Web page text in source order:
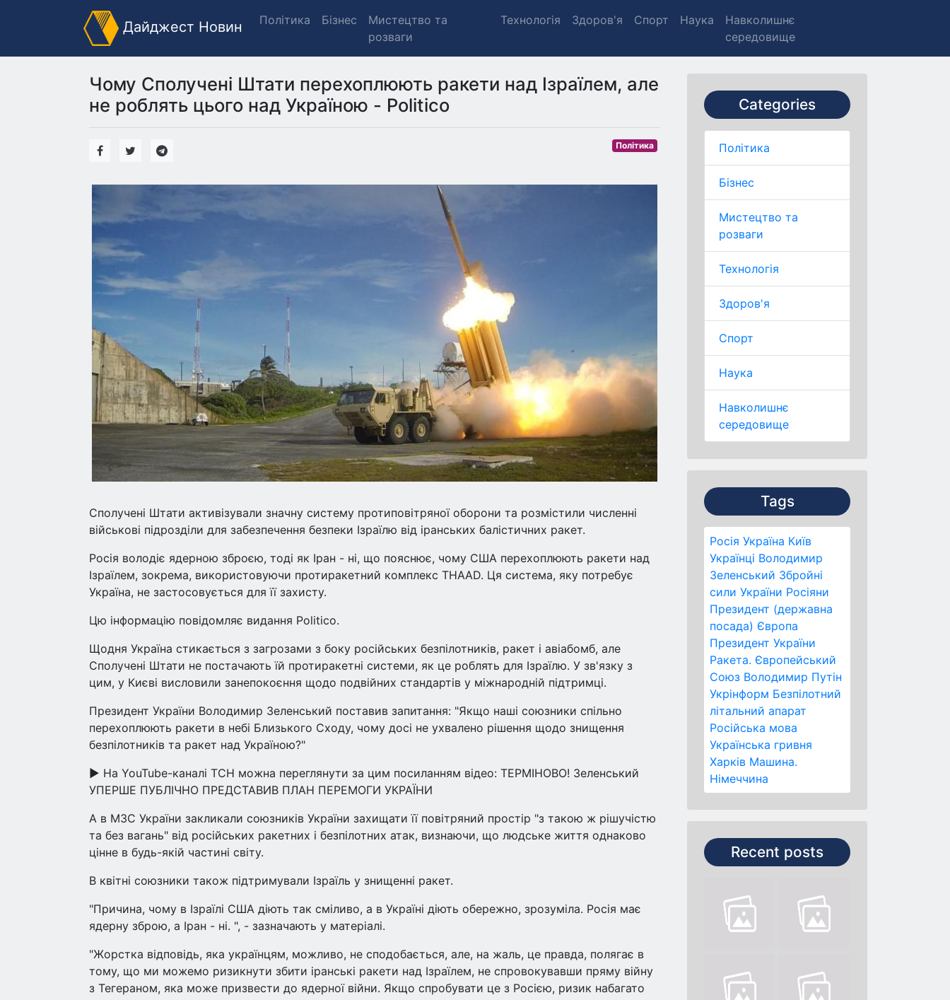
Дайджест Новин Політика Бізнес
Мистецтво та
розваги
Технологія Здоров'я Спорт Наука
Навколишнє
середовище
Categories
Політика
Бізнес
Мистецтво та
розваги
Технологія
Здоров'я
Спорт
Наука
Навколишнє
середовище
Tags
Росія Україна Київ
Українці Володимир
Зеленський Збройні
сили України Росіяни
Президент (державна
посада) Європа
Президент України
Ракета. Європейський
Союз Володимир Путін
Укрінформ Безпілотний
літальний апарат
Російська мова
Українська гривня
Харків Машина.
Німеччина
Recent posts
Чому Сполучені Штати перехоплюють ракети над Ізраїлем, але
не роблять цього над Україною - Politico
Політика
Сполучені Штати активізували значну систему протиповітряної оборони та розмістили численні
військові підрозділи для забезпечення безпеки Ізраїлю від іранських балістичних ракет.
Росія володіє ядерною зброєю, тоді як Іран - ні, що пояснює, чому США перехоплюють ракети над
Ізраїлем, зокрема, використовуючи протиракетний комплекс THAAD. Ця система, яку потребує
Україна, не застосовується для її захисту.
Цю інформацію повідомляє видання Politico.
Щодня Україна стикається з загрозами з боку російських безпілотників, ракет і авіабомб, але
Сполучені Штати не постачають їй протиракетні системи, як це роблять для Ізраїлю. У зв'язку з
цим, у Києві висловили занепокоєння щодо подвійних стандартів у міжнародній підтримці.
Президент України Володимир Зеленський поставив запитання: "Якщо наші союзники спільно
перехоплюють ракети в небі Близького Сходу, чому досі не ухвалено рішення щодо знищення
безпілотників та ракет над Україною?"
▶ На YouTube-каналі ТСН можна переглянути за цим посиланням відео: ТЕРМІНОВО! Зеленський
УПЕРШЕ ПУБЛІЧНО ПРЕДСТАВИВ ПЛАН ПЕРЕМОГИ УКРАЇНИ
А в МЗС України закликали союзників України захищати її повітряний простір "з такою ж рішучістю
та без вагань" від російських ракетних і безпілотних атак, визнаючи, що людське життя однаково
цінне в будь-якій частині світу.
В квітні союзники також підтримували Ізраїль у знищенні ракет.
"Причина, чому в Ізраїлі США діють так сміливо, а в Україні діють обережно, зрозуміла. Росія має
ядерну зброю, а Іран - ні. ", - зазначають у матеріалі.
"Жорстка відповідь, яка українцям, можливо, не сподобається, але, на жаль, це правда, полягає в
тому, що ми можемо ризикнути збити іранські ракети над Ізраїлем, не спровокувавши пряму війну
з Тегераном, яка може призвести до ядерної війни. Якщо спробувати це з Росією, ризик набагато